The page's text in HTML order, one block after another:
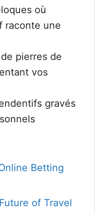
où
raconte une
pierres de
vos
gravés
Betting
of Travel